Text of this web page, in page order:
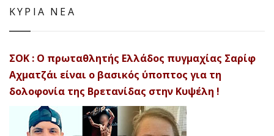
ΚΥΡΙΑ ΝΕΑ
ΣΟΚ : Ο πρωταθλητής Ελλάδος πυγμαχίας Σαρίφ
Αχματζάι είναι ο βασικός ύποπτος για τη
δολοφονία της Βρετανίδας στην Κυψέλη !